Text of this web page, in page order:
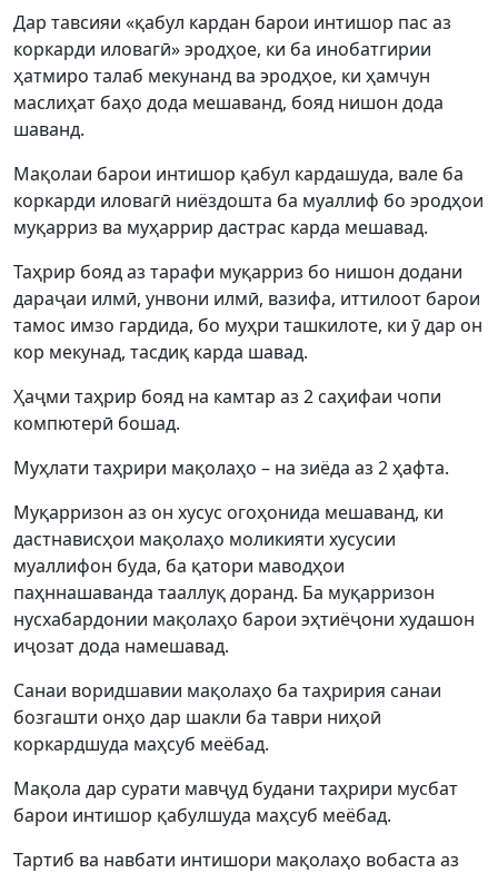
Дар тавсияи «қабул кардан барои интишор пас аз
коркарди иловагӣ» эродҳое, ки ба инобатгирии
ҳатмиро талаб мекунанд ва эродҳое, ки ҳамчун
маслиҳат баҳо дода мешаванд, бояд нишон дода
шаванд.
Мақолаи барои интишор қабул кардашуда, вале ба
коркарди иловагӣ ниёздошта ба муаллиф бо эродҳои
муқарриз ва муҳаррир дастрас карда мешавад.
Таҳрир бояд аз тарафи муқарриз бо нишон додани
дараҷаи илмӣ, унвони илмӣ, вазифа, иттилоот барои
тамос имзо гардида, бо муҳри ташкилоте, ки ӯ дар он
кор мекунад, тасдиқ карда шавад.
Ҳаҷми таҳрир бояд на камтар аз 2 саҳифаи чопи
компютерӣ бошад.
Муҳлати таҳрири мақолаҳо – на зиёда аз 2 ҳафта.
Муқарризон аз он хусус огоҳонида мешаванд, ки
дастнависҳои мақолаҳо моликияти хусусии
муаллифон буда, ба қатори маводҳои
паҳннашаванда тааллуқ доранд. Ба муқарризон
нусхабардонии мақолаҳо барои эҳтиёҷони худашон
иҷозат дода намешавад.
Санаи воридшавии мақолаҳо ба таҳририя санаи
бозгашти онҳо дар шакли ба таври ниҳоӣ
коркардшуда маҳсуб меёбад.
Мақола дар сурати мавҷуд будани таҳрири мусбат
барои интишор қабулшуда маҳсуб меёбад.
Тартиб ва навбати интишори мақолаҳо вобаста аз